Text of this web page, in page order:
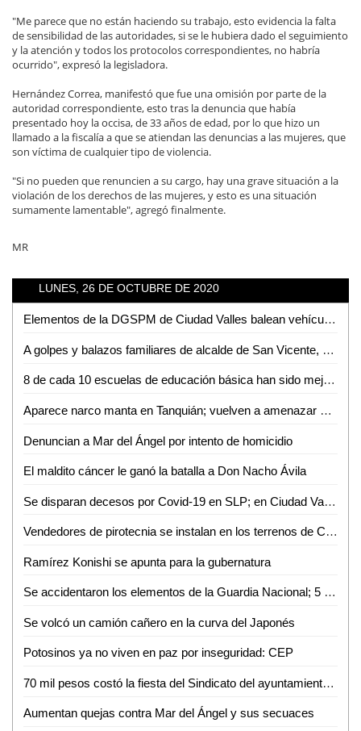
"Me parece que no están haciendo su trabajo, esto evidencia la falta
de sensibilidad de las autoridades, si se le hubiera dado el seguimiento
y la atención y todos los protocolos correspondientes, no habría
ocurrido", expresó la legisladora.
Hernández Correa, manifestó que fue una omisión por parte de la
autoridad correspondiente, esto tras la denuncia que había
presentado hoy la occisa, de 33 años de edad, por lo que hizo un
llamado a la fiscalía a que se atiendan las denuncias a las mujeres, que
son víctima de cualquier tipo de violencia.
"Si no pueden que renuncien a su cargo, hay una grave situación a la
violación de los derechos de las mujeres, y esto es una situación
sumamente lamentable", agregó finalmente.
MR
LUNES, 26 DE OCTUBRE DE 2020
Elementos de la DGSPM de Ciudad Valles balean vehículo en la colonia Solidaridad
A golpes y balazos familiares de alcalde de San Vicente, amedrentan a sujeto que se manifestaba
8 de cada 10 escuelas de educación básica han sido mejoradas durante la actual administración: Joel Ramírez
Aparece narco manta en Tanquián; vuelven a amenazar a la familia Soni, entre otros
Denuncian a Mar del Ángel por intento de homicidio
El maldito cáncer le ganó la batalla a Don Nacho Ávila
Se disparan decesos por Covid-19 en SLP; en Ciudad Valles se triplican los contagios
Vendedores de pirotecnia se instalan en los terrenos de Ciro Purata
Ramírez Konishi se apunta para la gubernatura
Se accidentaron los elementos de la Guardia Nacional; 5 heridos
Se volcó un camión cañero en la curva del Japonés
Potosinos ya no viven en paz por inseguridad: CEP
70 mil pesos costó la fiesta del Sindicato del ayuntamiento de Ciudad Valles
Aumentan quejas contra Mar del Ángel y sus secuaces